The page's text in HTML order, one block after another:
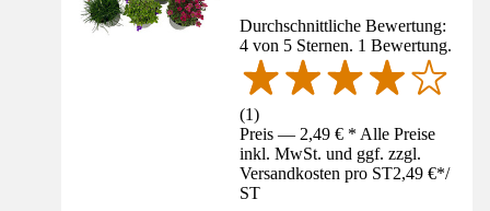
Durchschnittliche Bewertung:
4 von 5 Sternen. 1 Bewertung.
(1)
Preis — 2,49 € * Alle Preise
inkl. MwSt. und ggf. zzgl.
Versandkosten pro ST2,49 €*/
ST